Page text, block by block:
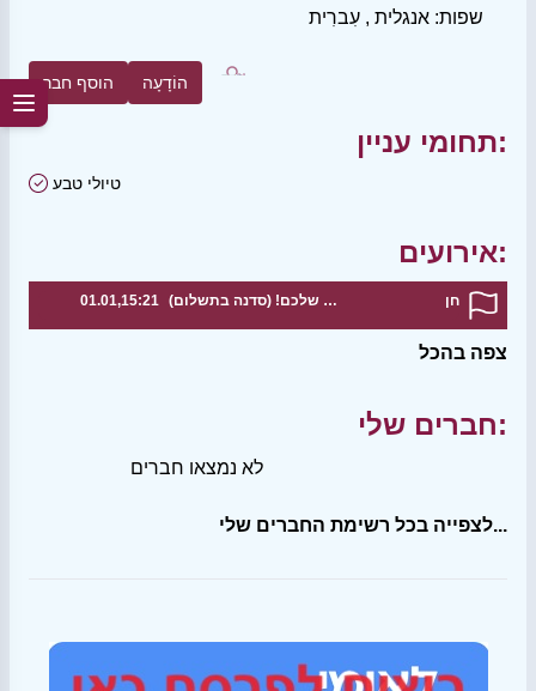
שפות: אנגלית , עִברִית
הוסף חבר הוֹדָעָה
תחומי עניין:
טיולי טבע
אירועים:
01.01,15:21 סדנת עיצוב מנורה עם הטאץ' האישי שלכם! (סדנה בתשלום) חן
צפה בהכל
חברים שלי:
לא נמצאו חברים
לצפייה בכל רשימת החברים שלי...